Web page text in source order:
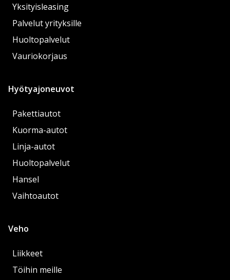
Yksityisleasing
Palvelut yrityksille
Huoltopalvelut
Vauriokorjaus
Hyötyajoneuvot
Pakettiautot
Kuorma-autot
Linja-autot
Huoltopalvelut
Hansel
Vaihtoautot
Veho
Liikkeet
Töihin meille